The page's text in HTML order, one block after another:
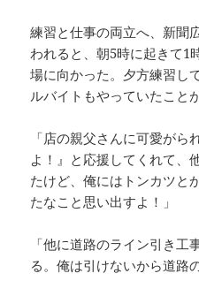
練習と仕事の両立へ、新聞
われると、朝5時に起きて1
場に向かった。夕方練習し
ルバイトもやっていたこと
「店の親父さんに可愛が
よ！』と応援してくれて、
たけど、俺にはトンカツと
たなこと思い出すよ！」
「他に道路のライン引き
る。俺は引けないから道路